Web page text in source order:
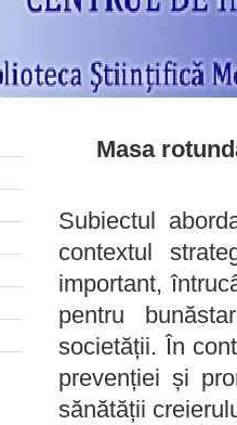
Masa
Subiectul
contextul
important,
pentru
societății. În
prevenției și
sănătății